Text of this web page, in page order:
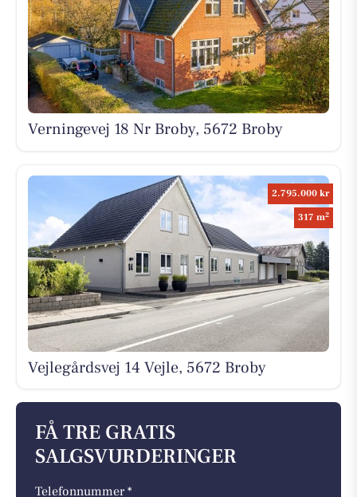
Verningevej 18 Nr Broby, 5672 Broby
2.795.000 kr
317 m2
Vejlegårdsvej 14 Vejle, 5672 Broby
FÅ TRE GRATIS
SALGSVURDERINGER
Telefonnummer *